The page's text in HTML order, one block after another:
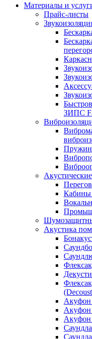
Материалы и
Прайс-листы
ЗИПС
Кабины
Акустика
Акуфон